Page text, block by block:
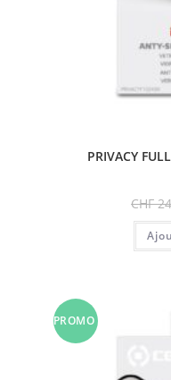
PRIVACY
CHF
PROMO